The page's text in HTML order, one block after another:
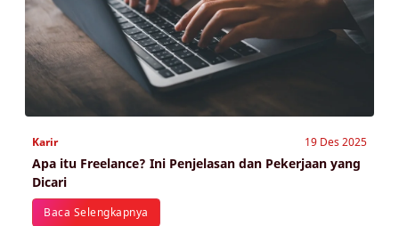
Karir 19 Des 2025
Apa itu Freelance? Ini Penjelasan dan Pekerjaan yang
Dicari
Baca Selengkapnya